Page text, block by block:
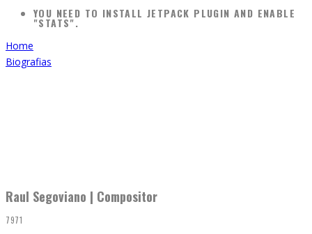
YOU NEED TO INSTALL JETPACK PLUGIN AND ENABLE
"STATS".
Home
Biografias
Raul Segoviano | Compositor
7971